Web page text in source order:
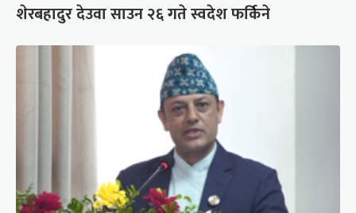
शेरबहादुर देउवा साउन २६ गते स्वदेश फर्किने